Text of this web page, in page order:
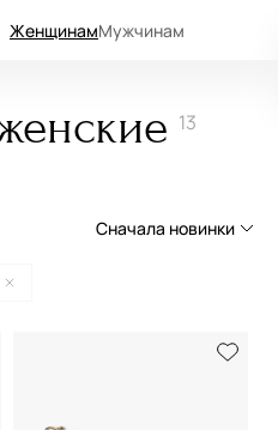
ЖенщинамМужчинам
13
Сначала новинки